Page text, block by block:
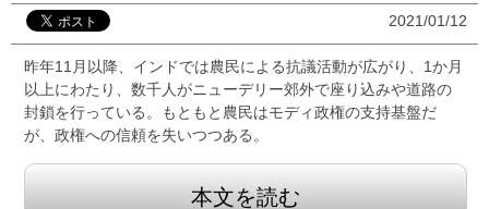
2021/01/12
昨年11月以降、インドでは農民による抗議活動が広がり、1か月
以上にわたり、数千人がニューデリー郊外で座り込みや道路の
封鎖を行っている。もともと農民はモディ政権の支持基盤だ
が、政権への信頼を失いつつある。
本文を読む